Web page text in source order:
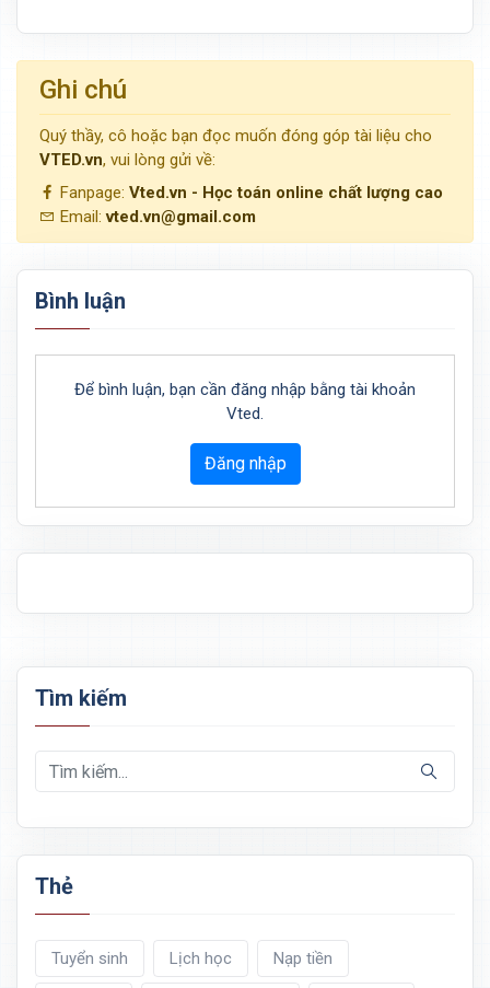
Ghi chú
Quý thầy, cô hoặc bạn đọc muốn đóng góp tài liệu cho
VTED.vn, vui lòng gửi về:
Fanpage: Vted.vn - Học toán online chất lượng cao
Email:vted.vn@gmail.com
Bình luận
Để bình luận, bạn cần đăng nhập bằng tài khoản
Vted.
Đăng nhập
Tìm kiếm
Thẻ
Tuyển sinh Lịch học Nạp tiền